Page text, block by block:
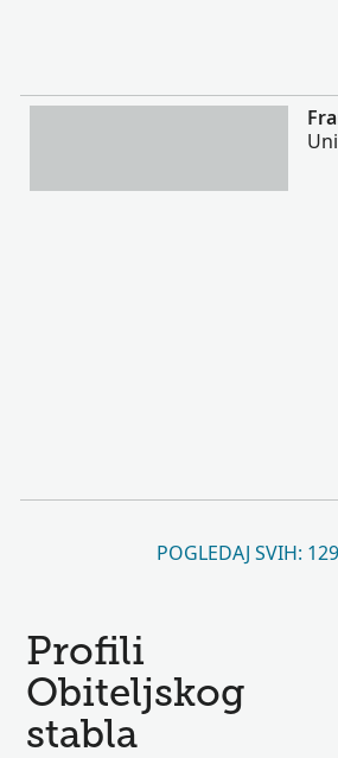
Više
POGLEDAJ SVIH:
Profili
Obiteljskog
stabla